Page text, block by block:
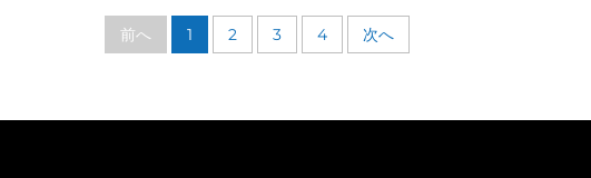
前へ 1 2 3 4 次へ